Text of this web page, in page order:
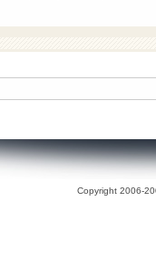
Copyright 2006-